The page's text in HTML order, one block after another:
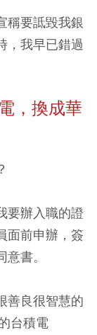
稱要詆毀我銀
，我早已錯過
，換成華
要辦入職的證
面前申辦，簽
書。
善良很智慧的
台積電